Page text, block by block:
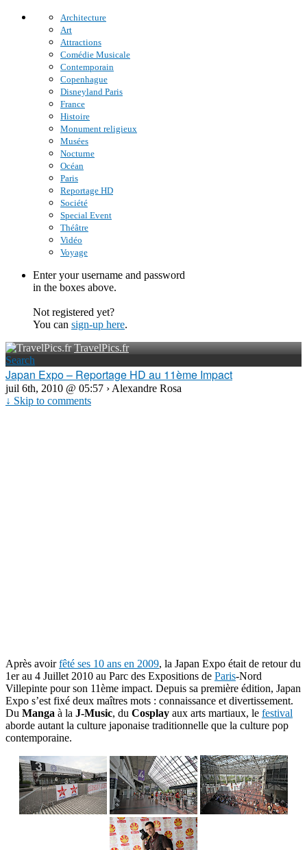
Architecture
Art
Attractions
Comédie Musicale
Contemporain
Copenhague
Disneyland Paris
France
Histoire
Monument religieux
Musées
Nocturne
Océan
Paris
Reportage HD
Société
Special Event
Théâtre
Vidéo
Voyage
Enter your username and password
in the boxes above.
Not registered yet?
You can sign-up here.
TravelPics.fr
Search
Japan Expo – Reportage HD au 11ème Impact
juil 6th, 2010 @ 05:57 › Alexandre Rosa
↓ Skip to comments
Après avoirfêté ses 10 ans en 2009, la Japan Expo était de retour du
1er au 4 Juillet 2010 au Parc des Expositions de Paris-Nord
Villepinte pour son 11ème impact. Depuis sa première édition, Japan
Expo s’est fixé deux maîtres mots : connaissance et divertissement.
Du Manga à la J-Music, du Cosplay aux arts martiaux, le festival
aborde autant la culture japonaise traditionnelle que la culture pop
contemporaine.